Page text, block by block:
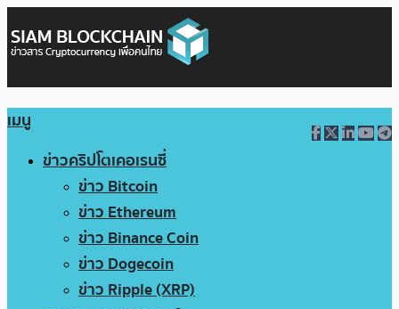
เมนู
ข่าวคริปโตเคอเรนซี่
ข่าว Bitcoin
ข่าว Ethereum
ข่าว Binance Coin
ข่าว Dogecoin
ข่าว Ripple (XRP)